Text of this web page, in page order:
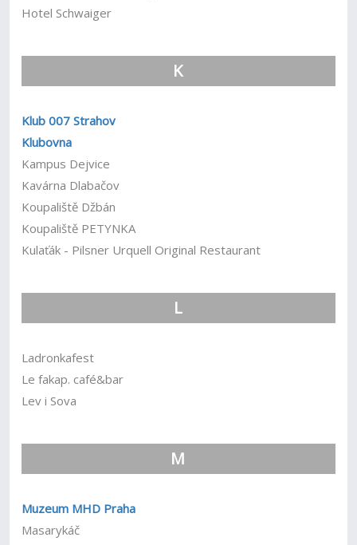
Hotel Schwaiger
K
Klub 007 Strahov
Klubovna
Kampus Dejvice
Kavárna Dlabačov
Koupaliště Džbán
Koupaliště PETYNKA
Kulaťák - Pilsner Urquell Original Restaurant
L
Ladronkafest
Le fakap. café&bar
Lev i Sova
M
Muzeum MHD Praha
Masarykáč